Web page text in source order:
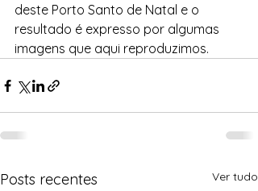
deste Porto Santo de Natal e o
resultado é expresso por algumas
imagens que aqui reproduzimos.
Posts recentes Ver tudo